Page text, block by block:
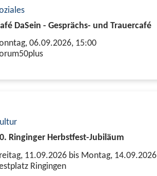
DaSein - Gesprächs- und Trauercafé
06.09.2026, 15:00
Ringinger Herbstfest-Jubiläum
11.09.2026 bis Montag, 14.09.2026
Ringingen